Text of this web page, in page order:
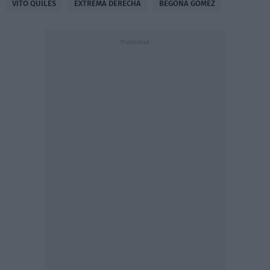
VITO QUILES EXTREMA DERECHA BEGOÑA GÓMEZ